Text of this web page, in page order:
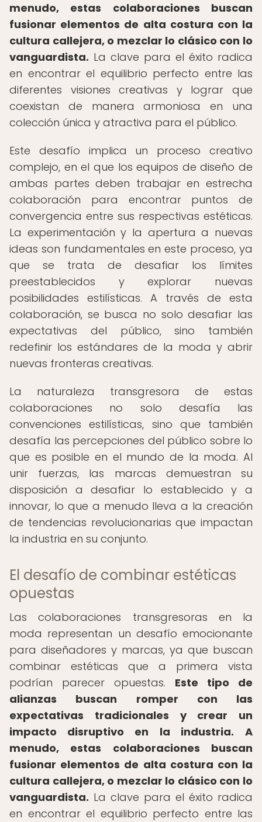
menudo, estas colaboraciones buscan
fusionar elementos de alta costura con la
cultura callejera, o mezclar lo clásico con lo
vanguardista. La clave para el éxito radica
en encontrar el equilibrio perfecto entre las
diferentes visiones creativas y lograr que
coexistan de manera armoniosa en una
colección única y atractiva para el público.
Este desafío implica un proceso creativo
complejo, en el que los equipos de diseño de
ambas partes deben trabajar en estrecha
colaboración para encontrar puntos de
convergencia entre sus respectivas estéticas.
La experimentación y la apertura a nuevas
ideas son fundamentales en este proceso, ya
que se trata de desafiar los límites
preestablecidos y explorar nuevas
posibilidades estilísticas. A través de esta
colaboración, se busca no solo desafiar las
expectativas del público, sino también
redefinir los estándares de la moda y abrir
nuevas fronteras creativas.
La naturaleza transgresora de estas
colaboraciones no solo desafía las
convenciones estilísticas, sino que también
desafía las percepciones del público sobre lo
que es posible en el mundo de la moda. Al
unir fuerzas, las marcas demuestran su
disposición a desafiar lo establecido y a
innovar, lo que a menudo lleva a la creación
de tendencias revolucionarias que impactan
la industria en su conjunto.
El desafío de combinar estéticas
opuestas
Las colaboraciones transgresoras en la
moda representan un desafío emocionante
para diseñadores y marcas, ya que buscan
combinar estéticas que a primera vista
podrían parecer opuestas. Este tipo de
alianzas buscan romper con las
expectativas tradicionales y crear un
impacto disruptivo en la industria.
A
menudo, estas colaboraciones buscan
fusionar elementos de alta costura con la
cultura callejera, o mezclar lo clásico con lo
vanguardista. La clave para el éxito radica
en encontrar el equilibrio perfecto entre las